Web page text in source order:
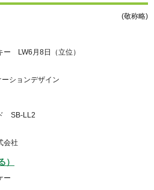
(敬称略)
LW6月8日（立位）
ションデザイン
SB-LL2
会社
）
ー